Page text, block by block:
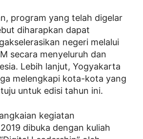
program yang telah digelar
diharapkan dapat
negeri melalui
secara menyeluruh dan
Lebih lanjut, Yogyakarta
melengkapi kota-kota yang
untuk edisi tahun ini.
kegiatan
dibuka dengan kuliah